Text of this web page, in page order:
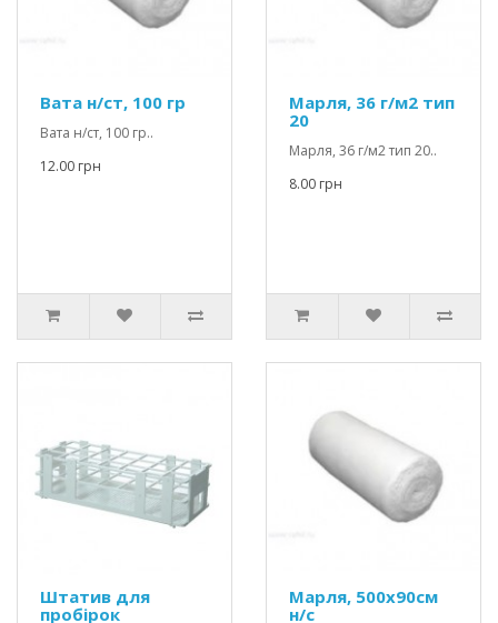
Вата н/ст, 100 гр
Вата н/ст, 100 гр..
12.00 грн
Марля, 36 г/м2 тип
20
Марля, 36 г/м2 тип 20..
8.00 грн
Штатив для
пробірок
Марля, 500х90см
н/с